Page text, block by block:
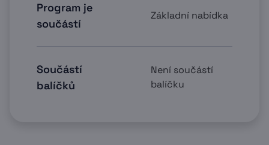
Program je
součástí
Základní nabídka
Součástí
balíčků
Není součástí
balíčku